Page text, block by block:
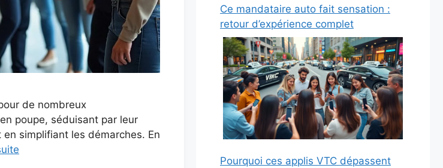
de nombreux
poupe, séduisant par leur
simplifiant les démarches. En
Ce mandataire auto fait sensation :
retour d’expérience complet
Pourquoi ces applis VTC dépassent